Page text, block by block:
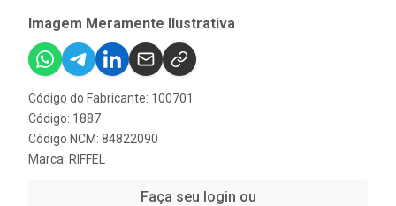
Imagem Meramente Ilustrativa
Código do Fabricante: 100701
Código: 1887
Código NCM: 84822090
Marca: RIFFEL
Faça seu login ou